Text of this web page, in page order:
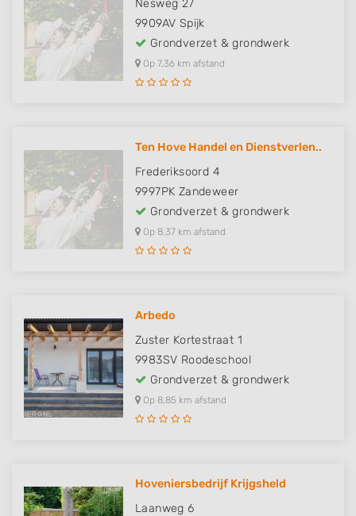
Nesweg 27
9909AV Spijk
Grondverzet & grondwerk
Op 7,36 km afstand
Ten Hove Handel en Dienstverlen..
Frederiksoord 4
9997PK Zandeweer
Grondverzet & grondwerk
Op 8,37 km afstand
Arbedo
Zuster Kortestraat 1
9983SV Roodeschool
Grondverzet & grondwerk
Op 8,85 km afstand
Hoveniersbedrijf Krijgsheld
Laanweg 6